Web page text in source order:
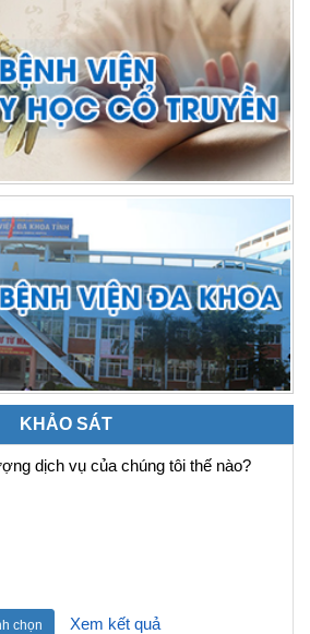
KHẢO SÁT
dịch vụ của chúng tôi thế nào?
chọn Xem kết quả